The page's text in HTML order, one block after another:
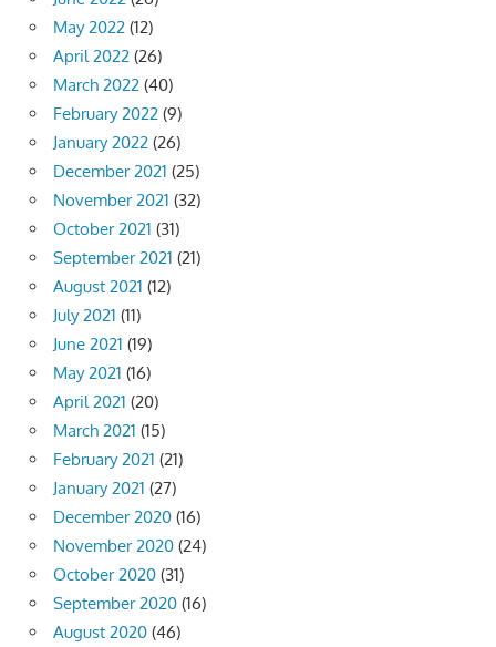
May 2022 (12)
April 2022 (26)
March 2022 (40)
February 2022 (9)
January 2022 (26)
December 2021 (25)
November 2021 (32)
October 2021 (31)
September 2021 (21)
August 2021 (12)
July 2021 (11)
June 2021 (19)
May 2021 (16)
April 2021 (20)
March 2021 (15)
February 2021 (21)
January 2021 (27)
December 2020 (16)
November 2020 (24)
October 2020 (31)
September 2020 (16)
August 2020 (46)